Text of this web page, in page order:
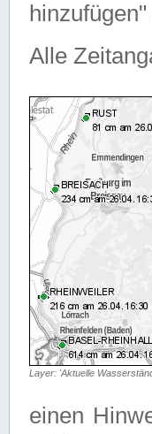
Alle
Layer: 'Aktuelle
einen